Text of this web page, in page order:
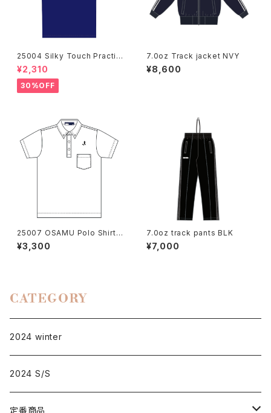
25004 Silky Touch Practic
e Shirts NVY
¥2,310
30%OFF
7.0oz Track jacket NVY
¥8,600
25007 OSAMU Polo Shirts
WHT
¥3,300
7.0oz track pants BLK
¥7,000
CATEGORY
2024 winter
2024 S/S
定番商品